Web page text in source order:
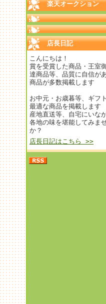
楽天オークション
店長日記
こんにちは！
賞を受賞した商品・王室
達商品等、品質に自信が
商品が多数掲載します
お中元・お歳暮等、ギフ
最適な商品を掲載します
産地直送等、自宅にいな
各地の味を堪能してみま
か？
店長日記はこちら >>